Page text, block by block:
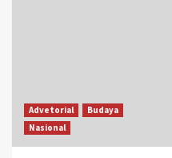
Advetorial
Budaya
Nasional